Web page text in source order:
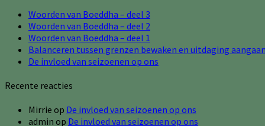
Woorden van Boeddha – deel 3
Woorden van Boeddha – deel 2
Woorden van Boeddha – deel 1
Balanceren tussen grenzen bewaken en uitdaging
De invloed van seizoenen op ons
Recente reacties
Mirrie op De invloed van seizoenen op ons
admin op De invloed van seizoenen op ons